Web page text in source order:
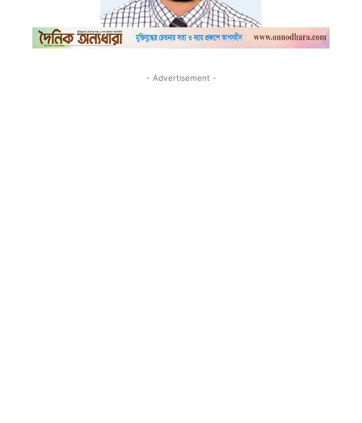
- Advertisement -